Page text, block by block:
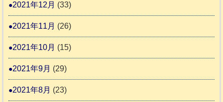
2021年12月 (33)
2021年11月 (26)
2021年10月 (15)
2021年9月 (29)
2021年8月 (23)